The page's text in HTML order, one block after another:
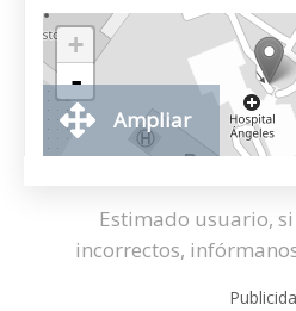
+
-
Ampliar
Estimado usuario,
incorrectos,